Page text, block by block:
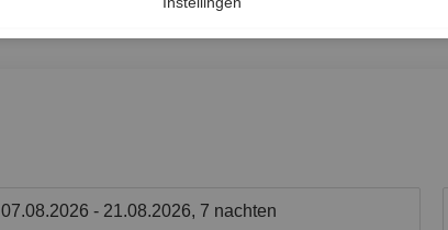
07.08.2026 - 21.08.2026, 7 nachten